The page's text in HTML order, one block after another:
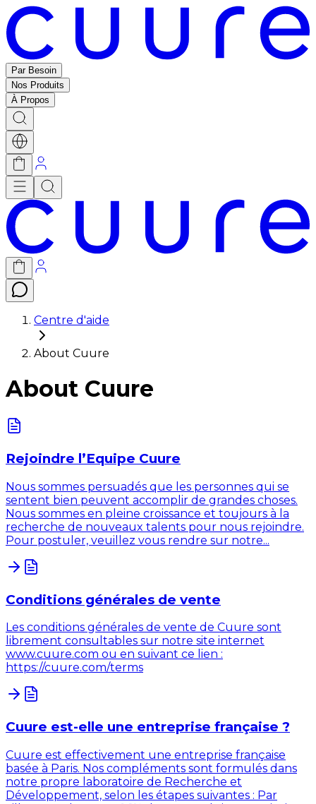
Par Besoin
Nos Produits
À Propos
Centre d'aide
About Cuure
About Cuure
Rejoindre l’Equipe Cuure
Nous sommes persuadés que les personnes qui se
sentent bien peuvent accomplir de grandes choses.
Nous sommes en pleine croissance et toujours à la
recherche de nouveaux talents pour nous rejoindre.
Pour postuler, veuillez vous rendre sur notre...
Conditions générales de vente
Les conditions générales de vente de Cuure sont
librement consultables sur notre site internet
www.cuure.com ou en suivant ce lien :
https://cuure.com/terms
Cuure est-elle une entreprise française ?
Cuure est effectivement une entreprise française
basée à Paris. Nos compléments sont formulés dans
notre propre laboratoire de Recherche et
Développement, selon les étapes suivantes : Par